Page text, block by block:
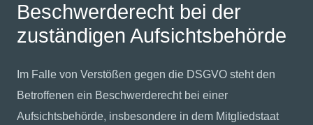
Beschwerderecht bei der
zuständigen Aufsichtsbehörde
Im Falle von Verstößen gegen die DSGVO steht den
Betroffenen ein Beschwerderecht bei einer
Aufsichtsbehörde, insbesondere in dem Mitgliedstaat